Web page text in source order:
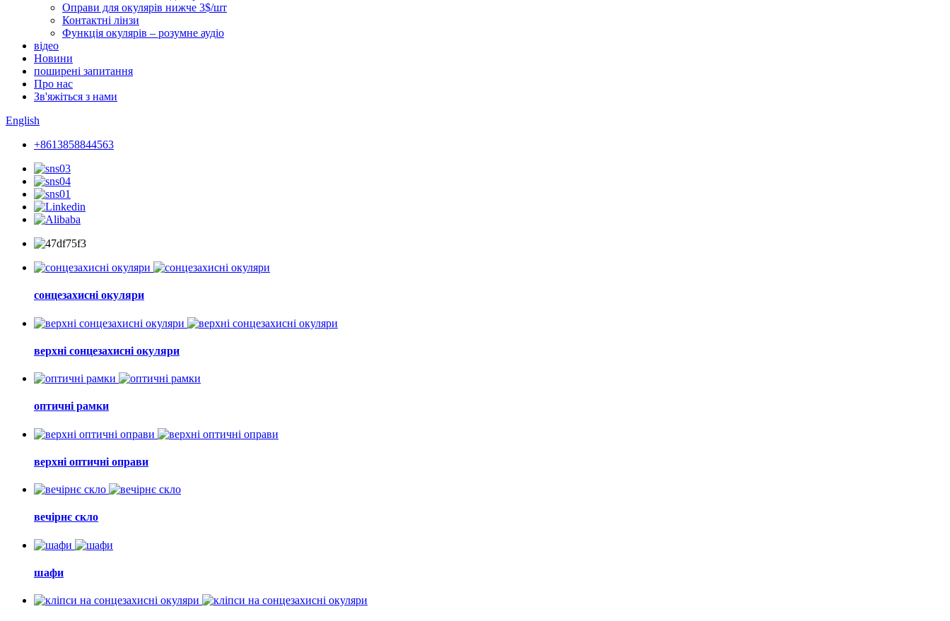
Оправи для окулярів нижче 3$/шт
Контактні лінзи
Функція окулярів – розумне аудіо
відео
Новини
поширені запитання
Про нас
Зв'яжіться з нами
English
+8613858844563
сонцезахисні окуляри
верхні сонцезахисні окуляри
оптичні рамки
верхні оптичні оправи
вечірнє скло
шафи